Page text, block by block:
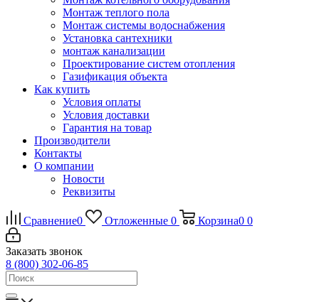
Монтаж теплого пола
Монтаж системы водоснабжения
Установка сантехники
монтаж канализации
Проектирование систем отопления
Газификация объекта
Как купить
Условия оплаты
Условия доставки
Гарантия на товар
Производители
Контакты
О компании
Новости
Реквизиты
Сравнение0 Отложенные 0 Корзина0 0
Заказать звонок
8 (800) 302-06-85